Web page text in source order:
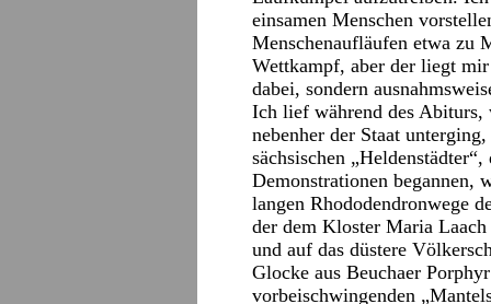
einsamen Menschen
Menschenaufläufen etwa zu
Wettkampf, aber der liegt
dabei, sondern
Ich lief während des Abiturs,
nebenher der Staat
sächsischen
Demonstrationen begannen,
langen Rhododendronwege
der dem Kloster Maria
und auf das düstere
Glocke aus Beuchaer
vorbeischwingenden